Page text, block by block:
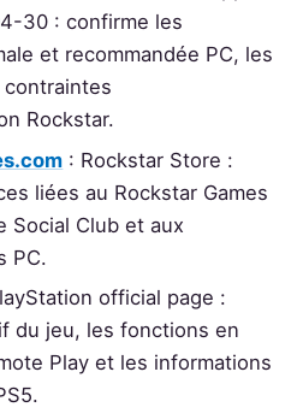
30 : confirme les
et recommandée PC, les
contraintes
Rockstar.
: Rockstar Store :
liées au Rockstar Games
Social Club et aux
PC.
official page :
du jeu, les fonctions en
Play et les informations